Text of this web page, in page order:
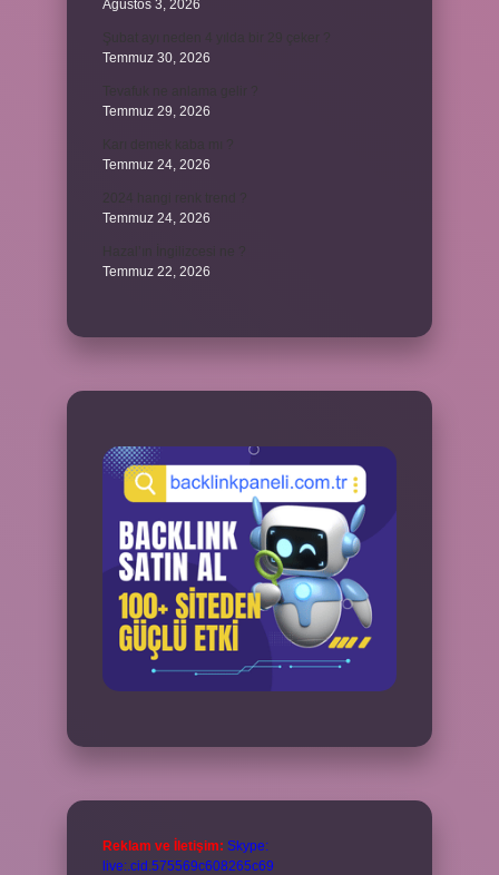
Ağustos 3, 2026
Temmuz 30, 2026
Temmuz 29, 2026
Temmuz 24, 2026
Temmuz 24, 2026
Temmuz 22, 2026
Reklam ve İletişim: Skype:
live:.cid.575569c608265c69